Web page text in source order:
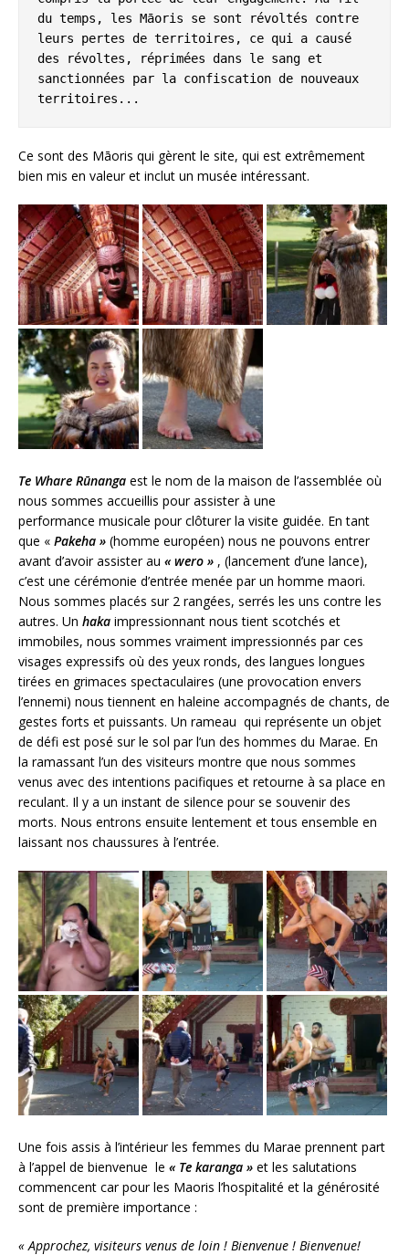
du temps, les Māoris se sont révoltés contre
leurs pertes de territoires, ce qui a causé
des révoltes, réprimées dans le sang et
sanctionnées par la confiscation de nouveaux
territoires...
Ce sont des Māoris qui gèrent le site, qui est extrêmement
bien mis en valeur et inclut un musée intéressant.
Te Whare Rūnanga est le nom de la maison de l’assemblée où
nous sommes accueillis pour assister à une
performance musicale pour clôturer la visite guidée. En tant
que « Pakeha » (homme européen) nous ne pouvons entrer
avant d’avoir assister au « wero » , (lancement d’une lance),
c’est une cérémonie d’entrée menée par un homme maori.
Nous sommes placés sur 2 rangées, serrés les uns contre les
autres. Un haka impressionnant nous tient scotchés et
immobiles, nous sommes vraiment impressionnés par ces
visages expressifs où des yeux ronds, des langues longues
tirées en grimaces spectaculaires (une provocation envers
l’ennemi) nous tiennent en haleine accompagnés de chants, de
gestes forts et puissants. Un rameau qui représente un objet
de défi est posé sur le sol par l’un des hommes du Marae. En
la ramassant l’un des visiteurs montre que nous sommes
venus avec des intentions pacifiques et retourne à sa place en
reculant. Il y a un instant de silence pour se souvenir des
morts. Nous entrons ensuite lentement et tous ensemble en
laissant nos chaussures à l’entrée.
Une fois assis à l’intérieur les femmes du Marae prennent part
à l’appel de bienvenue le « Te karanga » et les salutations
commencent car pour les Maoris l’hospitalité et la générosité
sont de première importance :
« Approchez, visiteurs venus de loin ! Bienvenue ! Bienvenue!